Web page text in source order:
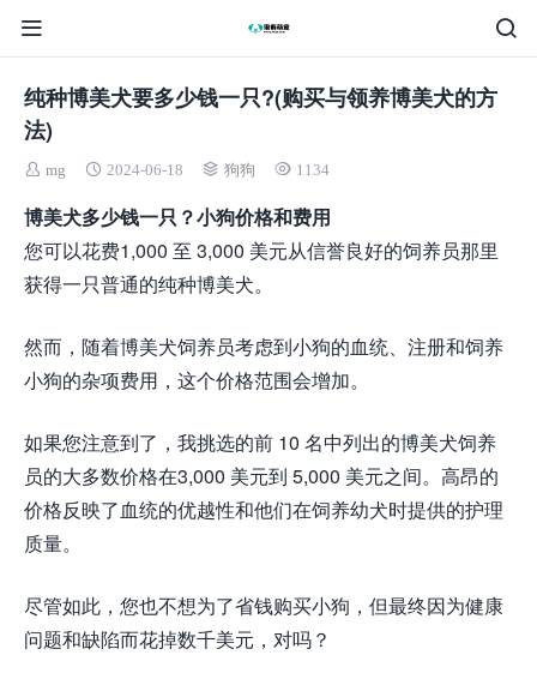
纯种博美犬要多少钱一只?(购买与领养博美犬的方
法)
mg 2024-06-18 狗狗 1134
博美犬多少钱一只？小狗价格和费用
您可以花费1,000 至 3,000 美元从信誉良好的饲养员那里
获得一只普通的纯种博美犬。
然而，随着博美犬饲养员考虑到小狗的血统、注册和饲养
小狗的杂项费用，这个价格范围会增加。
如果您注意到了，我挑选的前 10 名中列出的博美犬饲养
员的大多数价格在3,000 美元到 5,000 美元之间。高昂的
价格反映了血统的优越性和他们在饲养幼犬时提供的护理
质量。
尽管如此，您也不想为了省钱购买小狗，但最终因为健康
问题和缺陷而花掉数千美元，对吗？